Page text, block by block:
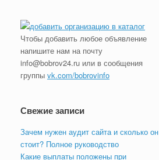
Чтобы добавить любое объявление
напишите нам на почту
info@bobrov24.ru или в сообщения
группы vk.com/bobrovinfo
Свежие записи
Зачем нужен аудит сайта и сколько он
стоит? Полное руководство
Какие выплаты положены при